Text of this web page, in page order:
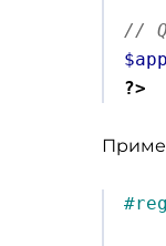
//
$app
?>